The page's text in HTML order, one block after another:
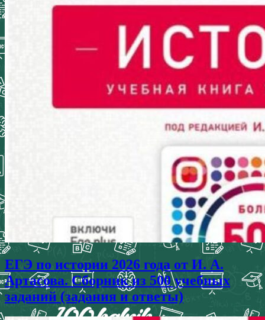
ЕГЭ по истории 2026 года от И. А.
Артасова. Сборник из 500 учебных
заданий (задания и ответы)